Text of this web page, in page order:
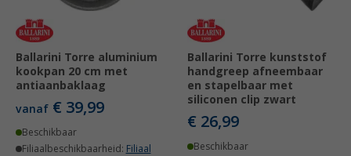
Ballarini Torre aluminium
kookpan 20 cm met
antiaanbaklaag
vanaf € 39,99
Beschikbaar
Filiaalbeschikbaarheid: Filiaal
Ballarini Torre kunststof
handgreep afneembaar
en stapelbaar met
siliconen clip zwart
€ 26,99
Beschikbaar